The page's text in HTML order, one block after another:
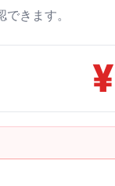
きます。
¥